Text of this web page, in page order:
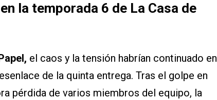
la temporada 6 de La Casa de
el caos y la tensión habrían continuado en
de la quinta entrega. Tras el golpe en
pérdida de varios miembros del equipo, la